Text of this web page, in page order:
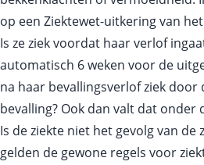
op een Ziektewet‑uitkering van
Is ze ziek voordat haar verlof
automatisch 6 weken voor de
na haar bevallingsverlof ziek door
bevalling? Ook dan valt dat onder
Is de ziekte niet het gevolg van de
gelden de gewone regels voor